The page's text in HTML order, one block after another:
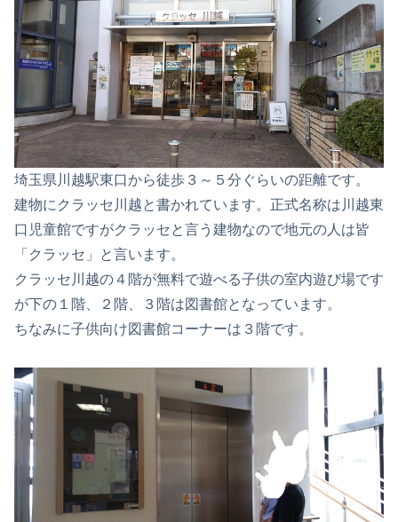
埼玉県川越駅東口から徒歩３～５分ぐらいの距離です。
建物にクラッセ川越と書かれています。正式名称は川越東
口児童館ですがクラッセと言う建物なので地元の人は皆
「クラッセ」と言います。
クラッセ川越の４階が無料で遊べる子供の室内遊び場です
が下の１階、２階、３階は図書館となっています。
ちなみに子供向け図書館コーナーは３階です。